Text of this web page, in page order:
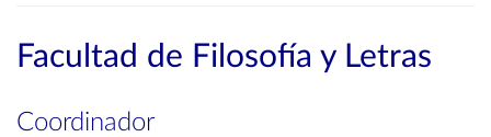
Facultad de Filosofía y Letras
Coordinador